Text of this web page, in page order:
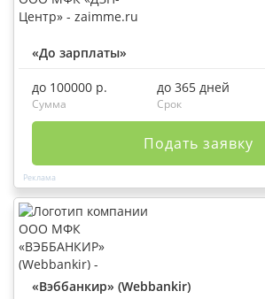
«До зарплаты»
до 100000 р.
Сумма
до 365 дней
Срок
Подать заявку
«Вэббанкир» (Webbankir)